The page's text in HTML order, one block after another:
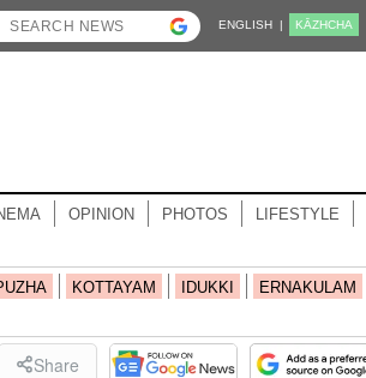
ENGLISH | KĀZHCHA
OPINION PHOTOS LIFESTYLE
KOTTAYAM IDUKKI
ERNAKULAM
Share